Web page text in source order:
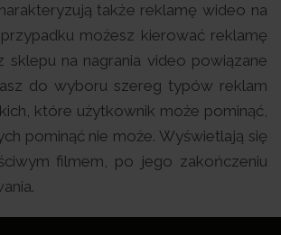
także reklamę wideo na
możesz kierować reklamę
na nagrania video powiązane
do wyboru szereg typów reklam
które użytkownik może pominąć,
pominąć nie może. Wyświetlają się
filmem, po jego zakończeniu